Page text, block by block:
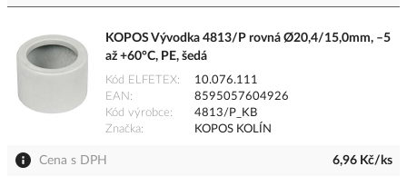
KOPOS Vývodka 4813/P rovná Ø20,4/15,0mm, –5
až +60°C, PE, šedá
Kód ELFETEX
10.076.111
EAN
8595057604926
Kód výrobce
4813/P_KB
Značka
KOPOS KOLÍN
Cena s DPH 6,96 Kč/ks